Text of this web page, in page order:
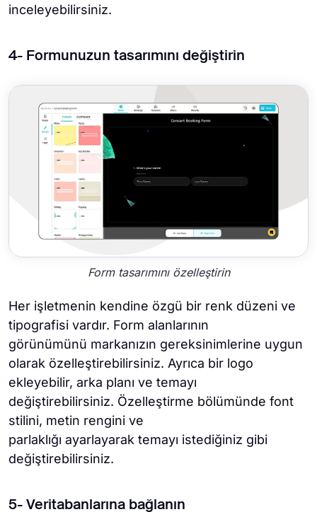
inceleyebilirsiniz.
4- Formunuzun tasarımını değiştirin
Form tasarımını özelleştirin
Her işletmenin kendine özgü bir renk düzeni ve
tipografisi vardır. Form alanlarının
görünümünü markanızın gereksinimlerine uygun
olarak özelleştirebilirsiniz. Ayrıca bir logo
ekleyebilir, arka planı ve temayı
değiştirebilirsiniz. Özelleştirme bölümünde font
stilini, metin rengini ve
parlaklığı ayarlayarak temayı istediğiniz gibi
değiştirebilirsiniz.
5- Veritabanlarına bağlanın